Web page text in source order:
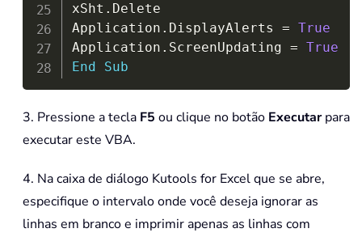
xSht . Delete
Application . DisplayAlerts = True
Application . ScreenUpdating = True
End
Sub
3. Pressione a tecla F5 ou clique no botão Executarpara
executar este VBA.
4. Na caixa de diálogo Kutools for Excel que se abre,
especifique o intervalo onde você deseja ignorar as
linhas em branco e imprimir apenas as linhas com